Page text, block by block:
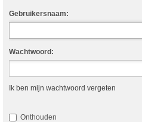
Gebruikersnaam:
Wachtwoord:
Ik ben mijn wachtwoord vergeten
Onthouden